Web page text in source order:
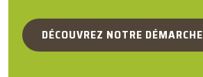
DÉCOUVREZ NOTRE DÉMARCHE